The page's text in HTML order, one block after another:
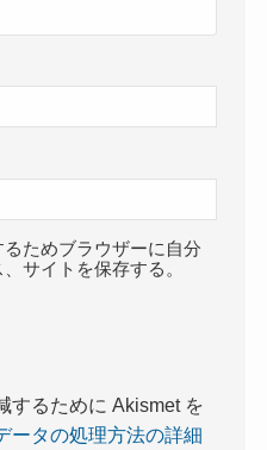
ためブラウザーに自分
サイトを保存する。
するために Akismet を
ータの処理方法の詳細